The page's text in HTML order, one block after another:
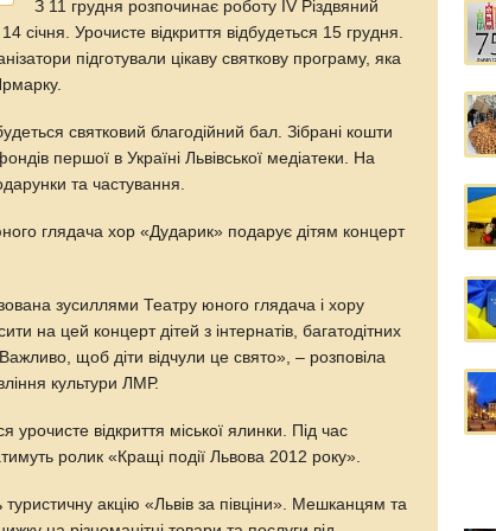
З 11 грудня розпочинає роботу IV Різдвяний
Урочисте відкриття відбудеться 15 грудня.
підготували цікаву святкову програму, яка
святковий благодійний бал. Зібрані кошти
першої в Україні Львівської медіатеки. На
та частування.
глядача хор «Дударик» подарує дітям концерт
зусиллями Театру юного глядача і хору
на цей концерт дітей з інтернатів, багатодітних
щоб діти відчули це свято», – розповіла
культури ЛМР.
урочисте відкриття міської ялинки. Під час
ролик «Кращі події Львова 2012 року».
акцію «Львів за півціни». Мешканцям та